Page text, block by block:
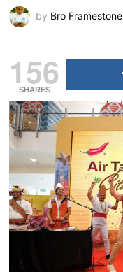
by Bro Framestone
156
SHARES